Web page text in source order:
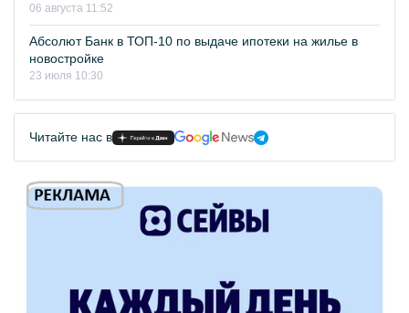
06 августа 11:52
Абсолют Банк в ТОП-10 по выдаче ипотеки на жилье в
новостройке
23 июля 10:30
Читайте нас в